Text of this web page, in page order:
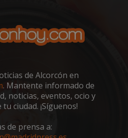
de Alcorcón en
. Mantente informado de
noticias, eventos, ocio y
ciudad. ¡Síguenos!
de prensa a:
YouTube
.youtube.com